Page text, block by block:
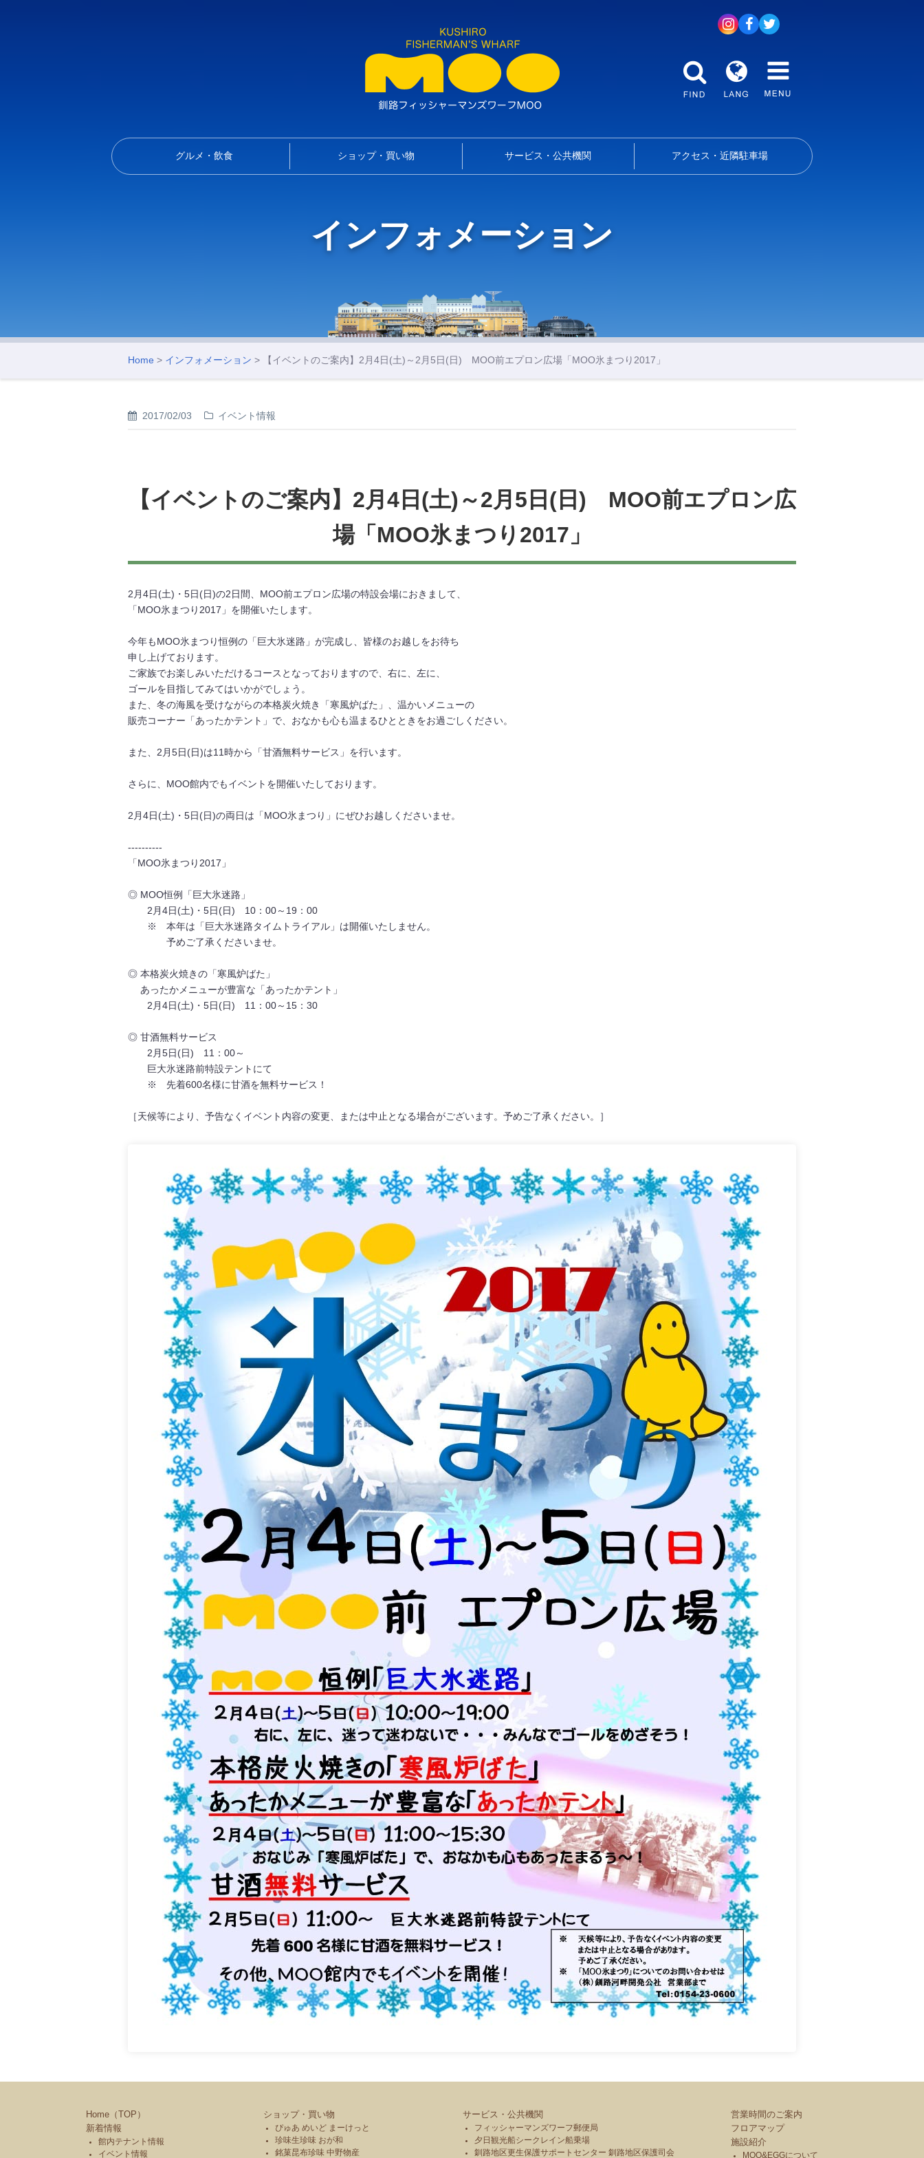
グルメ・飲食 ショップ・買い物 サービス・公共機関 アクセス・近隣駐車場
インフォメーション
Home > インフォメーション > 【イベントのご案内】2月4日(土)～2月5日(日) MOO前エプロン広場「MOO氷まつり2017」
2017/02/03 イベント情報
【イベントのご案内】2月4日(土)～2月5日(日) MOO前エプロン広
場「MOO氷まつり2017」
2月4日(土)・5日(日)の2日間、MOO前エプロン広場の特設会場におきまして、
「MOO氷まつり2017」を開催いたします。
今年もMOO氷まつり恒例の「巨大氷迷路」が完成し、皆様のお越しをお待ち
申し上げております。
ご家族でお楽しみいただけるコースとなっておりますので、右に、左に、
ゴールを目指してみてはいかがでしょう。
また、冬の海風を受けながらの本格炭火焼き「寒風炉ばた」、温かいメニューの
販売コーナー「あったかテント」で、おなかも心も温まるひとときをお過ごしください。
また、2月5日(日)は11時から「甘酒無料サービス」を行います。
さらに、MOO館内でもイベントを開催いたしております。
2月4日(土)・5日(日)の両日は「MOO氷まつり」にぜひお越しくださいませ。
----------
「MOO氷まつり2017」
◎ MOO恒例「巨大氷迷路」
2月4日(土)・5日(日) 10：00～19：00
※ 本年は「巨大氷迷路タイムトライアル」は開催いたしません。
予めご了承くださいませ。
◎ 本格炭火焼きの「寒風炉ばた」
あったかメニューが豊富な「あったかテント」
2月4日(土)・5日(日) 11：00～15：30
◎ 甘酒無料サービス
2月5日(日) 11：00～
巨大氷迷路前特設テントにて
※ 先着600名様に甘酒を無料サービス！
［天候等により、予告なくイベント内容の変更、または中止となる場合がございます。予めご了承ください。］
Home（TOP）
新着情報
館内テナント情報
イベント情報
ショップ・買い物
ぴゅあ めいど まーけっと
珍味生珍味 おが和
銘菓昆布珍味 中野物産
サービス・公共機関
フィッシャーマンズワーフ郵便局
夕日観光船シークレイン船乗場
釧路地区更生保護サポートセンター 釧路地区保護司会
営業時間のご案内
フロアマップ
施設紹介
MOO&EGGについて